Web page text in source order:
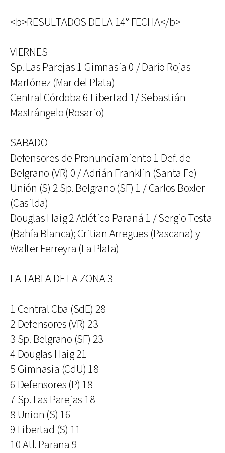
<b>RESULTADOS DE LA 14° FECHA</b>
VIERNES
Sp. Las Parejas 1 Gimnasia 0 / Darío Rojas
Martónez (Mar del Plata)
Central Córdoba 6 Libertad 1/ Sebastián
Mastrángelo (Rosario)
SABADO
Defensores de Pronunciamiento 1 Def. de
Belgrano (VR) 0 / Adrián Franklin (Santa Fe)
Unión (S) 2 Sp. Belgrano (SF) 1 / Carlos Boxler
(Casilda)
Douglas Haig 2 Atlético Paraná 1 / Sergio Testa
(Bahía Blanca); Critian Arregues (Pascana) y
Walter Ferreyra (La Plata)
LA TABLA DE LA ZONA 3
1 Central Cba (SdE) 28
2 Defensores (VR) 23
3 Sp. Belgrano (SF) 23
4 Douglas Haig 21
5 Gimnasia (CdU) 18
6 Defensores (P) 18
7 Sp. Las Parejas 18
8 Union (S) 16
9 Libertad (S) 11
10 Atl. Parana 9